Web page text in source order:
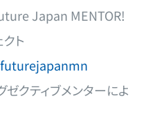
Japan MENTOR!
ト
futurejapanmn
クティブメンターによ